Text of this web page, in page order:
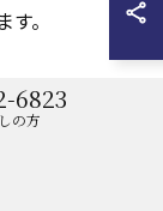
。
ャクラヒ
にも優る天
6823
の方